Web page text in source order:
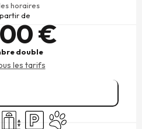
horaires
de
€
double
les tarifs
Ascenseur
ParkingAnimaux acceptés